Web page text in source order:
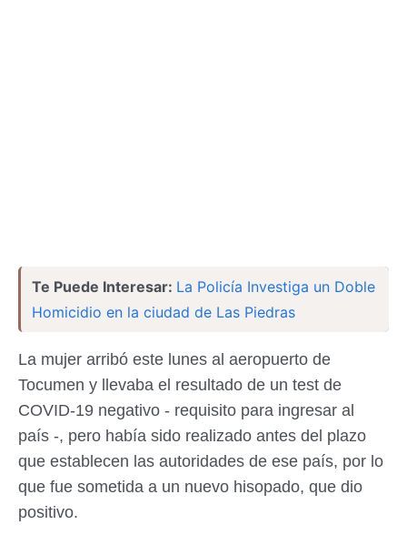
Te Puede Interesar: La Policía Investiga un Doble
Homicidio en la ciudad de Las Piedras
La mujer arribó este lunes al aeropuerto de
Tocumen y llevaba el resultado de un test de
COVID-19 negativo - requisito para ingresar al
país -, pero había sido realizado antes del plazo
que establecen las autoridades de ese país, por lo
que fue sometida a un nuevo hisopado, que dio
positivo.